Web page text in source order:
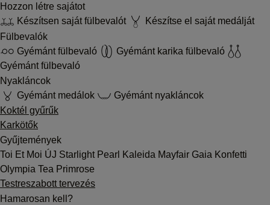
Hozzon létre sajátot
Készítsen saját fülbevalót
Készítse el saját medálját
Fülbevalók
Gyémánt fülbevaló
Gyémánt karika fülbevaló
Gyémánt fülbevaló
Nyakláncok
Gyémánt medálok
Gyémánt nyakláncok
Koktél gyűrűk
Karkötők
Gyűjtemények
Toi Et Moi ÚJ Starlight Pearl Kaleida Mayfair Gaia Konfetti
Olympia Tea Primrose
Testreszabott tervezés
Hamarosan kell?